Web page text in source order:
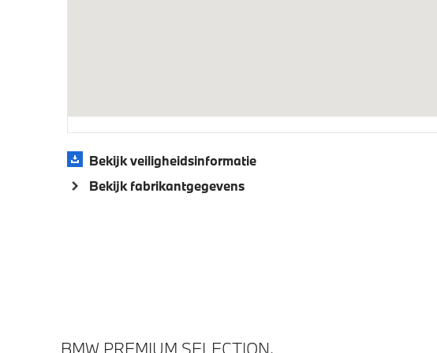
Veiligheid
Isofix bevestiging passagierstoel voor
Bekijk veiligheidsinformatie
Bekijk fabrikantgegevens
BMW PREMIUM SELECTION.